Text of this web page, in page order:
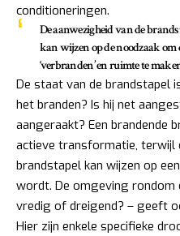
conditioneringen.
De aanwezigheid van de
kan wijzen op de noodzaak om
‘verbranden’ en ruimte te
De staat van de brandstapel
het branden? Is hij net
aangeraakt? Een brandende
actieve transformatie, terwijl
brandstapel kan wijzen op
wordt. De omgeving rondom
vredig of dreigend? – geeft
Hier zijn enkele specifieke